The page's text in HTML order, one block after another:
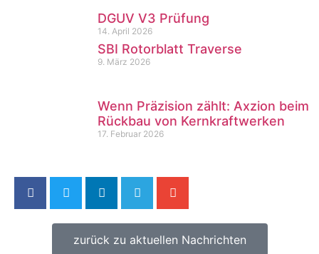
DGUV V3 Prüfung
14. April 2026
SBI Rotorblatt Traverse
9. März 2026
Wenn Präzision zählt: Axzion beim
Rückbau von Kernkraftwerken
17. Februar 2026
zurück zu aktuellen Nachrichten